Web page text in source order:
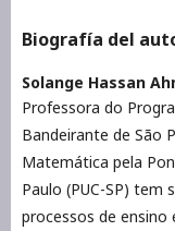
Biografía del
Solange Hassan
Professora do
Bandeirante de São
Matemática pela
Paulo (PUC-SP) tem
processos de ensino